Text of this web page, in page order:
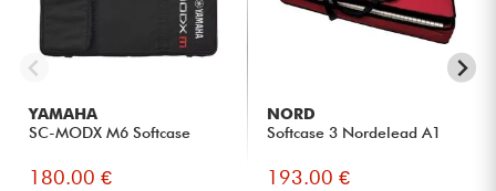
YAMAHA
SC-MODX M6 Softcase
180.00 €
NORD
Softcase 3 Nordelead A1
193.00 €